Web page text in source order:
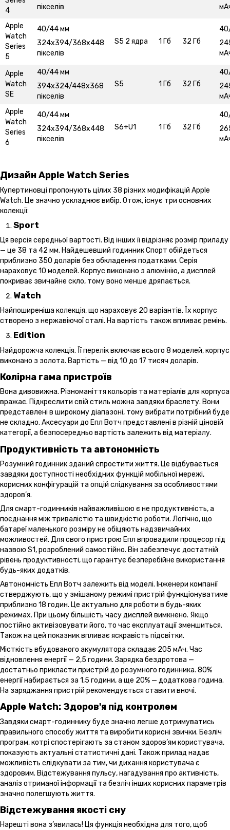
4
пікселів
Apple
Watch
Series
5
40/44 мм
324х394/368х448
пікселів
S5 2 ядра 1 Гб 32 Гб
Apple
Watch
SE
40/44 мм
394х324/448х368
пікселів
S5 1 Гб 32 Гб
Apple
Watch
Series
6
40/44 мм
324х394/368х448
пікселів
S6+U1 1 Гб 32 Гб
Дизайн Apple Watch Series
Купертиновці пропонують цілих 38 різних модифікацій Apple
Watch. Це значно ускладнює вибір. Отож, існує три основних
колекції:
Sport
Ця версія середньої вартості. Від інших її відрізняє розмір приладу
— це 38 та 42 мм. Найдешевший годинник Спорт обійдеться
приблизно 350 доларів без обкладення податками. Серія
нараховує 10 моделей. Корпус виконано з алюмінію, а дисплей
покриває звичайне скло, тому воно менше дряпається.
Watch
Найпоширеніша колекція, що нараховує 20 варіантів. Їх корпус
створено з нержавіючої сталі. На вартість також впливає ремінь.
Edition
Найдорожча колекція. Її перелік включає всього 8 моделей, корпус
виконано з золота. Вартість — від 10 до 17 тисяч доларів.
Колірна гама пристроїв
Вона дивовижна. Різноманіття кольорів та матеріалів для корпуса
вражає. Підкреслити свій стиль можна завдяки браслету. Вони
представлені в широкому діапазоні, тому вибрати потрібний буде
не складно. Аксесуари до Епл Вотч представлені в різній ціновій
категорії, а безпосередньо вартість залежить від матеріалу.
Продуктивність та автономність
Розумний годинник зданий спростити життя. Це відбувається
завдяки доступності необхідних функцій мобільної мережі,
корисних конфігурацій та опцій слідкування за особливостями
здоров’я.
Для смарт-годинників найважливішою є не продуктивність, а
поєднання між тривалістю та швидкістю роботи. Логічно, що
батареї маленького розміру не обіцяють надзвичайних
можливостей. Для свого пристрою Епл впровадили процесор під
назвою S1, розроблений самостійно. Він забезпечує достатній
рівень продуктивності, що гарантує безперебійне використання
будь-яких додатків.
Автономність Епл Вотч залежить від моделі. Інженери компанії
стверджують, що у змішаному режимі пристрій функціонуватиме
приблизно 18 годин. Це актуально для роботи в будь-яких
режимах. При цьому більшість часу дисплей вимкнено. Якщо
постійно активізовувати його, то час експлуатації зменшиться.
Також на цей показник впливає яскравість підсвітки.
Місткість вбудованого акумулятора складає 205 мАч. Час
відновлення енергії — 2,5 години. Зарядка бездротова —
достатньо прикласти пристрій до розумного годинника. 80%
енергії набирається за 1,5 години, а ще 20% — додаткова година.
На заряджання пристрій рекомендується ставити вночі.
Apple Watch: Здоров'я під контролем
Завдяки смарт-годиннику буде значно легше дотримуватись
правильного способу життя та виробити корисні звички. Безліч
програм, котрі спостерігають за станом здоров’ям користувача,
показують актуальні статистичні дані. Також прилад надає
можливість слідкувати за тим, чи дихання користувача є
здоровим. Відстежування пульсу, нагадування про активність,
аналіз отриманої інформації та безліч інших корисних параметрів
значно полегшують життя.
Відстежування якості сну
Нарешті вона з’явилась! Ця функція необхідна для того, щоб